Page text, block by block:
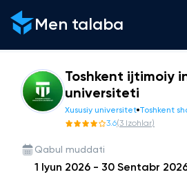
Men talaba
Toshkent ijtimoiy
universiteti
Xususiy universitet Toshkent
3.6(3 Izohlar)
Qabul muddati
1 Iyun 2026 - 30 Sentabr